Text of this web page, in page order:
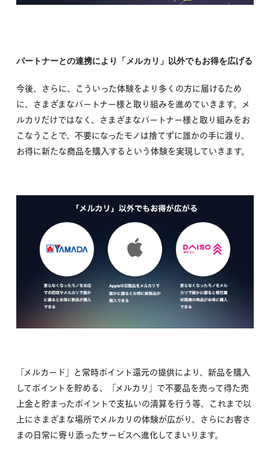
パートナーとの連携により「メルカリ」以外でもお得を広げる
今後、さらに、こういった体験をより多くの方に届けるため
に、さまざまなパートナー様と取り組みを進めていきます。メ
ルカリだけではなく、さまざまなパートナー様と取り組みをお
こなうことで、不要になったモノは捨てずに誰かの手に渡り、
お得に新たな商品を購入するという体験を実現していきます。
「メルカード」と常時ポイント還元の提供により、新品を購入
してポイントを貯める、「メルカリ」で不要品を売って得た売
上金と貯まったポイントで支払いの清算を行う等、これまで以
上にさまざまな場所でメルカリの体験が広がり、さらにお客さ
まの日常に寄り添ったサービスへ進化してまいります。